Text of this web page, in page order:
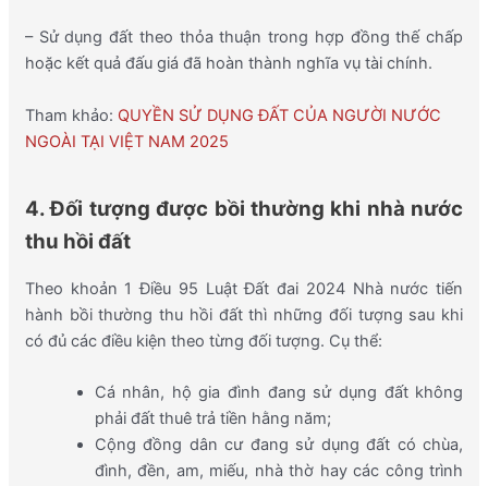
– Sử dụng đất theo thỏa thuận trong hợp đồng thế chấp
hoặc kết quả đấu giá đã hoàn thành nghĩa vụ tài chính.
Tham khảo: QUYỀN SỬ DỤNG ĐẤT CỦA NGƯỜI NƯỚC
NGOÀI TẠI VIỆT NAM 2025
4. Đối tượng được bồi thường khi nhà nước
thu hồi đất
Theo khoản 1 Điều 95 Luật Đất đai 2024Nhà nước tiến
hành bồi thường thu hồi đất thì những đối tượng sau khi
có đủ các điều kiện theo từng đối tượng. Cụ thể:
Cá nhân, hộ gia đình đang sử dụng đất không
phải đất thuê trả tiền hằng năm;
Cộng đồng dân cư đang sử dụng đất có chùa,
đình, đền, am, miếu, nhà thờ hay các công trình